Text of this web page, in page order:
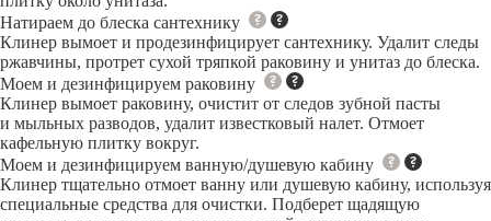
Натираем до блеска сантехнику
Клинер вымоет и продезинфицирует сантехнику. Удалит следы
ржавчины, протрет сухой тряпкой раковину и унитаз до блеска.
Моем и дезинфицируем раковину
Клинер вымоет раковину, очистит от следов зубной пасты
и мыльных разводов, удалит известковый налет. Отмоет
кафельную плитку вокруг.
Моем и дезинфицируем ванную/душевую кабину
Клинер тщательно отмоет ванну или душевую кабину, используя
специальные средства для очистки. Подберет щадящую